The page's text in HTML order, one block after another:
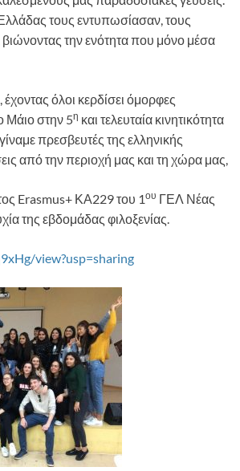
τους εντυπωσίασαν, τους
βιώνοντας την ενότητα που μόνο μέσα
όλοι κερδίσει όμορφες
Μάιο στην 5η και τελευταία κινητικότητα
πρεσβευτές της ελληνικής
από την περιοχή μας και τη χώρα μας,
Erasmus+ ΚΑ229 του 1ου ΓΕΛ Νέας
της εβδομάδας φιλοξενίας.
view?usp=sharing